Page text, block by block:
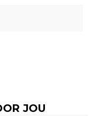
JOU